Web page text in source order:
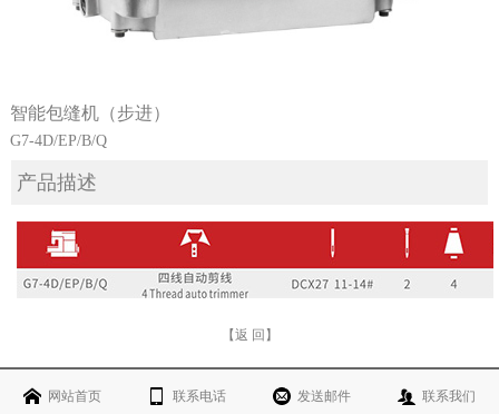
智能包缝机（步进）
G7-4D/EP/B/Q
产品描述
【返 回】
网站首页 联系电话 发送邮件 联系我们